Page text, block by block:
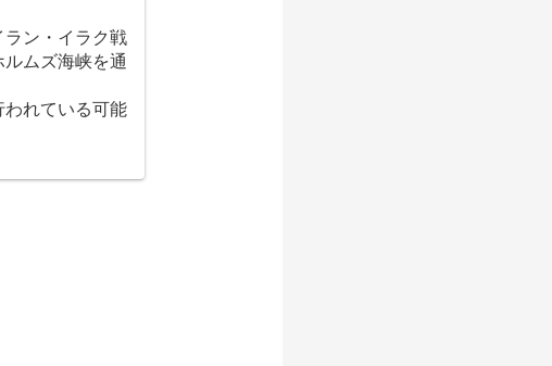
ン・イラク戦
ムズ海峡を通
れている可能